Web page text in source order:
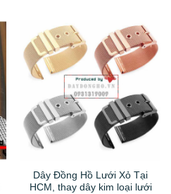
Dây Đồng Hồ Lưới Xỏ Tại
HCM, thay dây kim loại lưới